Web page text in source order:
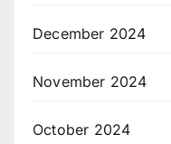
December 2024
November 2024
October 2024